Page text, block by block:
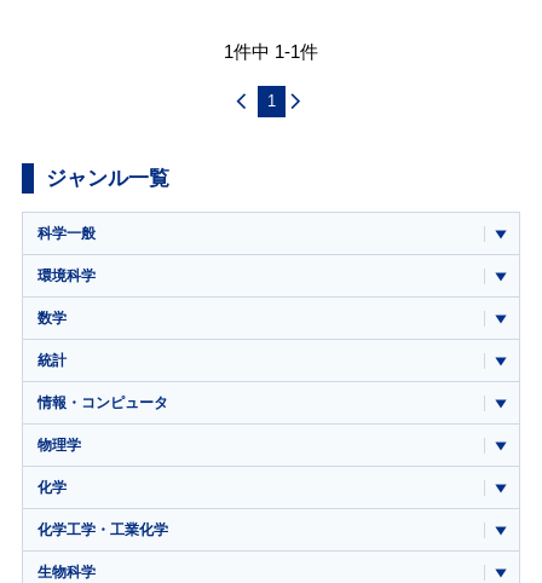
1件中 1-1件
1
ジャンル一覧
科学一般
環境科学
数学
統計
情報・コンピュータ
物理学
化学
化学工学・工業化学
生物科学